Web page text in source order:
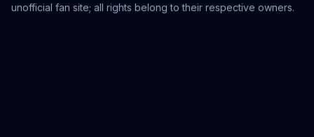
unofficial fan site; all rights belong to their respective owners.